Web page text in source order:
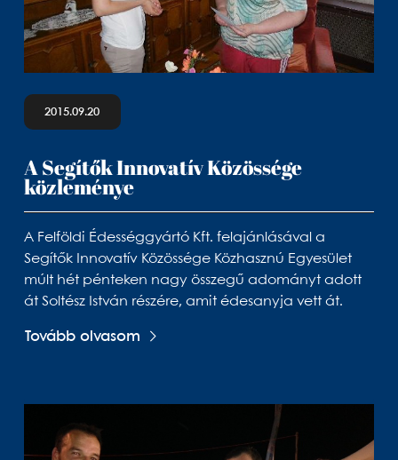
2015.09.20
A Segítők Innovatív Közössége
közleménye
A Felföldi Édességgyártó Kft. felajánlásával a
Segítők Innovatív Közössége Közhasznú Egyesület
múlt hét pénteken nagy összegű adományt adott
át Soltész István részére, amit édesanyja vett át.
Tovább olvasom